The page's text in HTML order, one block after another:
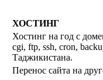
ХОСТИНГ
Хостинг на год с
cgi, ftp, ssh, cron,
Таджикистана.
Перенос сайта на